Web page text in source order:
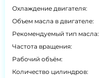
Охлаждение двигателя:
Объем масла в двигателе:
Рекомендуемый тип масла:
Частота вращения:
Рабочий объём:
Количество цилиндров: